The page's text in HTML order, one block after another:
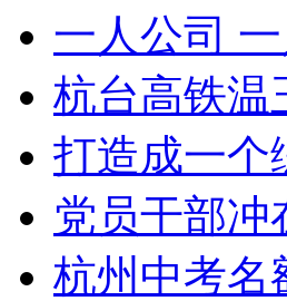
一人公司
杭台高铁温
打造成一个
党员干部冲
杭州中考名